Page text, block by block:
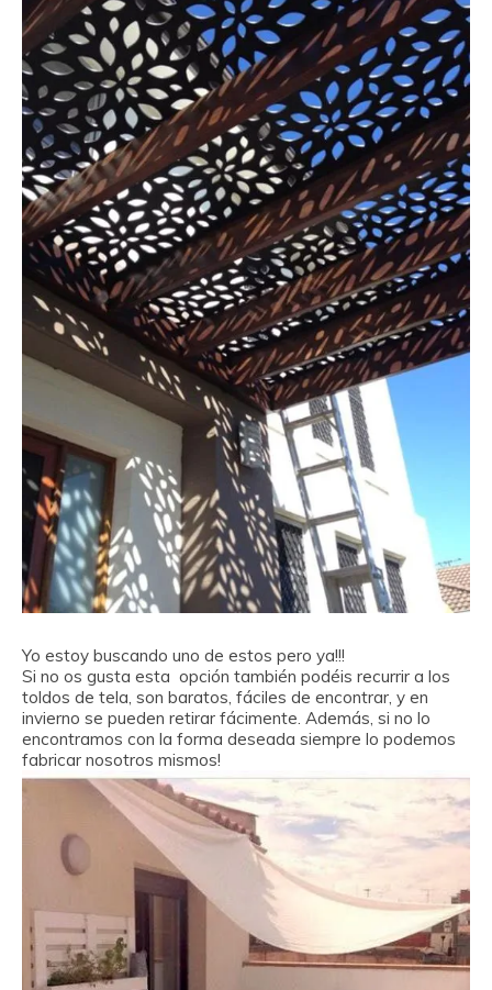
Yo estoy buscando uno de estos pero ya!!!
Si no os gusta esta opción también podéis recurrir a los
toldos de tela, son baratos, fáciles de encontrar, y en
invierno se pueden retirar fácimente. Además, si no lo
encontramos con la forma deseada siempre lo podemos
fabricar nosotros mismos!